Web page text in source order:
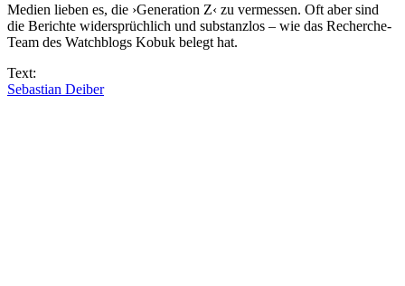
Medien lieben es, die ›Generation Z‹ zu vermessen. Oft aber sind
die Berichte widersprüchlich und substanzlos – wie das Recherche-
Team des Watchblogs Kobuk belegt hat.
Text:
Sebastian Deiber